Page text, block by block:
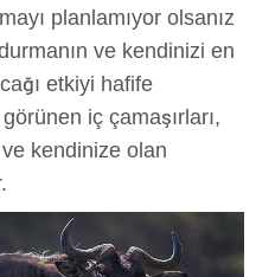
planlamıyor olsanız
ve kendinizi en
etkiyi hafife
iç çamaşırları,
kendinize olan